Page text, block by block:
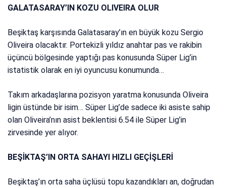
GALATASARAY’IN KOZU OLIVEIRA OLUR
Beşiktaş karşısında Galatasaray’ın en büyük kozu Sergio
Oliveira olacaktır. Portekizli yıldız anahtar pas ve rakibin
üçüncü bölgesinde yaptığı pas konusunda Süper Lig’in
istatistik olarak en iyi oyuncusu konumunda…
Takım arkadaşlarına pozisyon yaratma konusunda Oliveira
ligin üstünde bir isim… Süper Lig’de sadece iki asiste sahip
olan Oliveira’nın asist beklentisi 6.54 ile Süper Lig’in
zirvesinde yer alıyor.
BEŞİKTAŞ’IN ORTA SAHAYI HIZLI GEÇİŞLERİ
Beşiktaş’ın orta saha üçlüsü topu kazandıkları an, doğrudan